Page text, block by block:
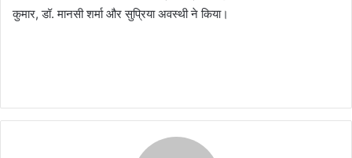
कुमार, डॉ. मानसी शर्मा और सुप्रिया अवस्थी ने किया।